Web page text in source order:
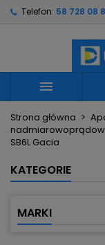
Telefon: 58 728 08

Strona główna
SB6L Gacia
KATEGORIE
MARKI
Utwórz
Nazwa listy
Musisz być
swojej liście